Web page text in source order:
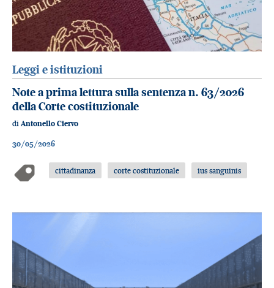
Leggi e istituzioni
Note a prima lettura sulla sentenza n. 63/2026
della Corte costituzionale
di Antonello Ciervo
30/05/2026
cittadinanza corte costituzionale ius sanguinis